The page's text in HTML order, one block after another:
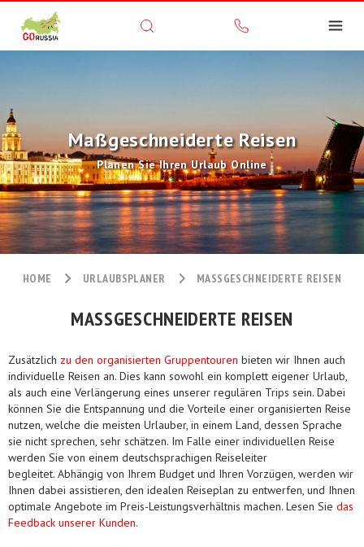
Maßgeschneiderte Reisen
Planen Sie Ihren Urlaub Online
HOME URLAUBSPLANER MASSGESCHNEIDERTE REISEN
MASSGESCHNEIDERTE REISEN
Zusätzlich zu den organisierten Gruppentouren bieten wir Ihnen auch
individuelle Reisen an. Dies kann sowohl ein komplett eigener Urlaub,
als auch eine Verlängerung eines unserer regulären Trips sein. Dabei
können Sie die Entspannung und die Vorteile einer organisierten Reise
nutzen, welche die meisten Urlauber, in einem Land, dessen Sprache
sie nicht sprechen, sehr schätzen. Im Falle einer individuellen Reise
werden Sie von einem deutschsprachigen Reiseleiter
begleitet. Abhängig von Ihrem Budget und Ihren Vorzügen, werden wir
Ihnen dabei assistieren, den idealen Reiseplan zu entwerfen, und Ihnen
optimale Angebote im Preis-Leistungsverhältnis machen. Lesen Sie das
Feedback unserer Kunden.